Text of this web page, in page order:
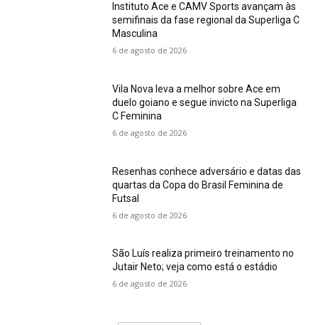
Instituto Ace e CAMV Sports avançam às
semifinais da fase regional da Superliga C
Masculina
6 de agosto de 2026
Vila Nova leva a melhor sobre Ace em
duelo goiano e segue invicto na Superliga
C Feminina
6 de agosto de 2026
Resenhas conhece adversário e datas das
quartas da Copa do Brasil Feminina de
Futsal
6 de agosto de 2026
São Luís realiza primeiro treinamento no
Jutair Neto; veja como está o estádio
6 de agosto de 2026